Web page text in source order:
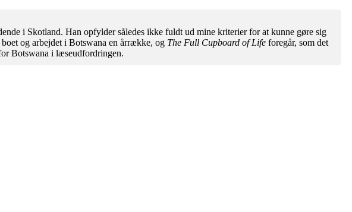
i Skotland. Han opfylder således ikke fuldt ud mine kriterier for at kunne gøre sig
og arbejdet i Botswana en årrække, og The Full Cupboard of Life foregår, som det
Botswana i læseudfordringen.